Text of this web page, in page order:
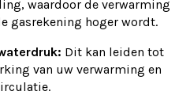
waardoor de verwarming
gasrekening hoger wordt.
Dit kan leiden tot
van uw verwarming en